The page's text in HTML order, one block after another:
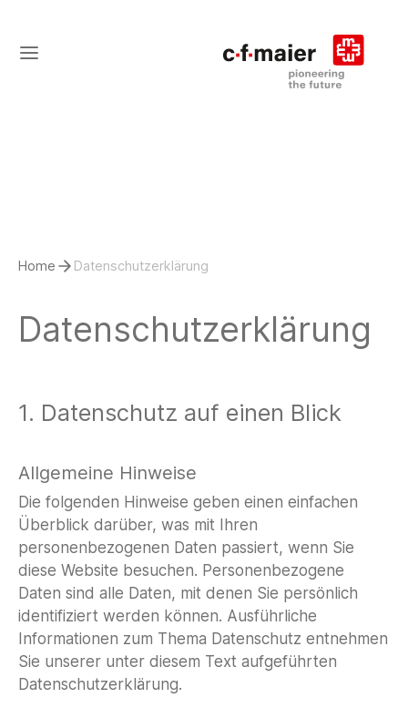
Home Datenschutzerklärung
Datenschutzerklärung
1. Datenschutz auf einen Blick
Allgemeine Hinweise
Die folgenden Hinweise geben einen einfachen
Überblick darüber, was mit Ihren
personenbezogenen Daten passiert, wenn Sie
diese Website besuchen. Personenbezogene
Daten sind alle Daten, mit denen Sie persönlich
identifiziert werden können. Ausführliche
Informationen zum Thema Datenschutz entnehmen
Sie unserer unter diesem Text aufgeführten
Datenschutzerklärung.